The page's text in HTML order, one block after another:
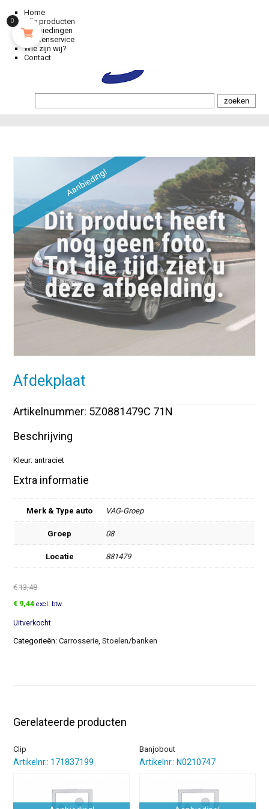
Home
Alle producten
Aanbiedingen
Klantenservice
Wie zijn wij?
Contact
Aanbieding!
Afdekplaat
Artikelnummer: 5Z0881479C 71N
Beschrijving
Kleur: antraciet
Extra informatie
Merk & Type auto VAG-Groep
Groep 08
Locatie 881479
€13,48
Oorspronkelijke
was:
€13,48.
€ 9,44Huidige
is:
€9,44.
excl. btw
Uitverkocht
Categorieën:Carrosserie,Stoelen/banken
Gerelateerde producten
Clip
Artikelnr.: 171837199
Banjobout
Artikelnr.: N0210747
0